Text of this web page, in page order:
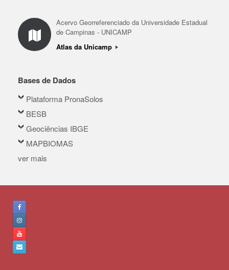
Acervo Georreferenciado da Universidade Estadual
de Campinas - UNICAMP
Atlas da Unicamp
Bases de Dados
Plataforma PronaSolos
BESB
Geociências IBGE
MAPBIOMAS
ver mais